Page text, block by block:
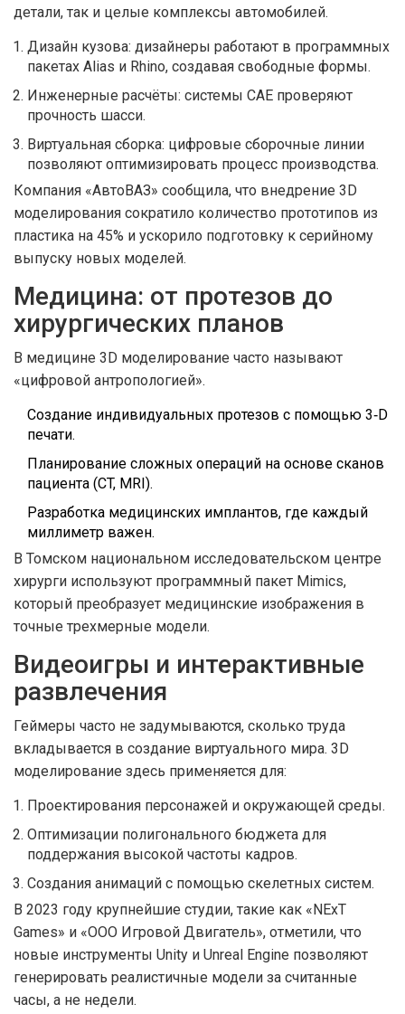
детали, так и целые комплексы автомобилей.
Дизайн кузова: дизайнеры работают в программных
пакетах Alias и Rhino, создавая свободные формы.
Инженерные расчёты: системы CAE проверяют
прочность шасси.
Виртуальная сборка: цифровые сборочные линии
позволяют оптимизировать процесс производства.
Компания «АвтоВАЗ» сообщила, что внедрение 3D
моделирования сократило количество прототипов из
пластика на 45% и ускорило подготовку к серийному
выпуску новых моделей.
Медицина: от протезов до
хирургических планов
В медицине 3D моделирование часто называют
«цифровой антропологией».
Создание индивидуальных протезов с помощью 3‑D
печати.
Планирование сложных операций на основе сканов
пациента (CT, MRI).
Разработка медицинских имплантов, где каждый
миллиметр важен.
В Томском национальном исследовательском центре
хирурги используют программный пакет Mimics,
который преобразует медицинские изображения в
точные трехмерные модели.
Видеоигры и интерактивные
развлечения
Геймеры часто не задумываются, сколько труда
вкладывается в создание виртуального мира. 3D
моделирование здесь применяется для:
Проектирования персонажей и окружающей среды.
Оптимизации полигонального бюджета для
поддержания высокой частоты кадров.
Создания анимаций с помощью скелетных систем.
В 2023 году крупнейшие студии, такие как «NExT
Games» и «ООО Игровой Двигатель», отметили, что
новые инструменты Unity и Unreal Engine позволяют
генерировать реалистичные модели за считанные
часы, а не недели.